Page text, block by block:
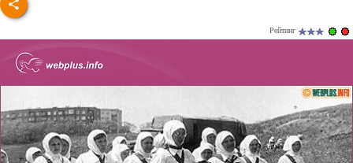
Рейтинг